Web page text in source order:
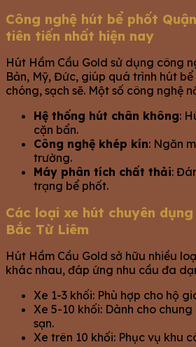
Công nghệ hút bể phốt
tiên tiến nhất hiện nay
Hút Hầm Cầu Gold sử dụng công
Bản, Mỹ, Đức, giúp quá trình hút
chóng, sạch sẽ. Một số công nghệ
Hệ thống hút chân không:
cặn bẩn.
Công nghệ khép kín: Ngăn
trường.
Máy phân tích chất thải:
trạng bể phốt.
Các loại xe hút chuyên
Bắc Từ Liêm
Hút Hầm Cầu Gold sở hữu nhiều
khác nhau, đáp ứng nhu cầu đa
Xe 1-3 khối: Phù hợp cho hộ
Xe 5-10 khối: Dành cho
sạn.
Xe trên 10 khối: Phục vụ khu